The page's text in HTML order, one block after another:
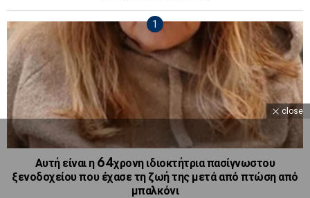
Αυτή είναι η 64χρονη ιδιοκτήτρια πασίγνωστου
ξενοδοχείου που έχασε τη ζωή της μετά από πτώση από
μπαλκόνι
close